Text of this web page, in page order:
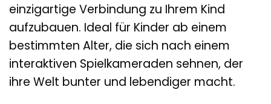
einzigartige Verbindung zu Ihrem Kind
aufzubauen. Ideal für Kinder ab einem
bestimmten Alter, die sich nach einem
interaktiven Spielkameraden sehnen, der
ihre Welt bunter und lebendiger macht.